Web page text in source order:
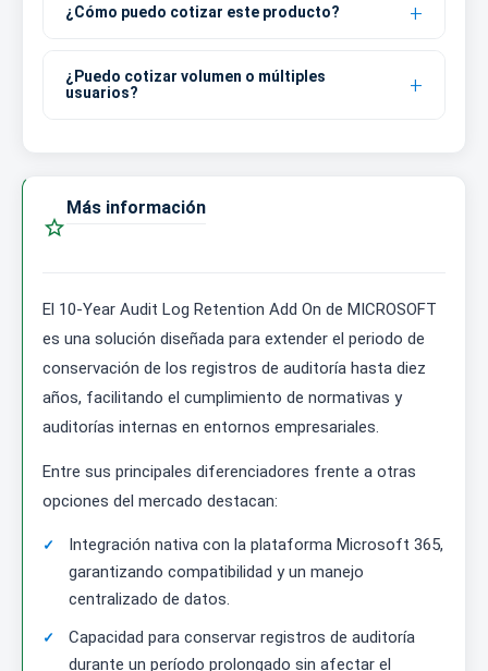
¿Cómo puedo cotizar este producto?
¿Puedo cotizar volumen o múltiples
usuarios?

Más información
El 10-Year Audit Log Retention Add On de MICROSOFT
es una solución diseñada para extender el periodo de
conservación de los registros de auditoría hasta diez
años, facilitando el cumplimiento de normativas y
auditorías internas en entornos empresariales.
Entre sus principales diferenciadores frente a otras
opciones del mercado destacan:
Integración nativa con la plataforma Microsoft 365,
garantizando compatibilidad y un manejo
centralizado de datos.
Capacidad para conservar registros de auditoría
durante un período prolongado sin afectar el